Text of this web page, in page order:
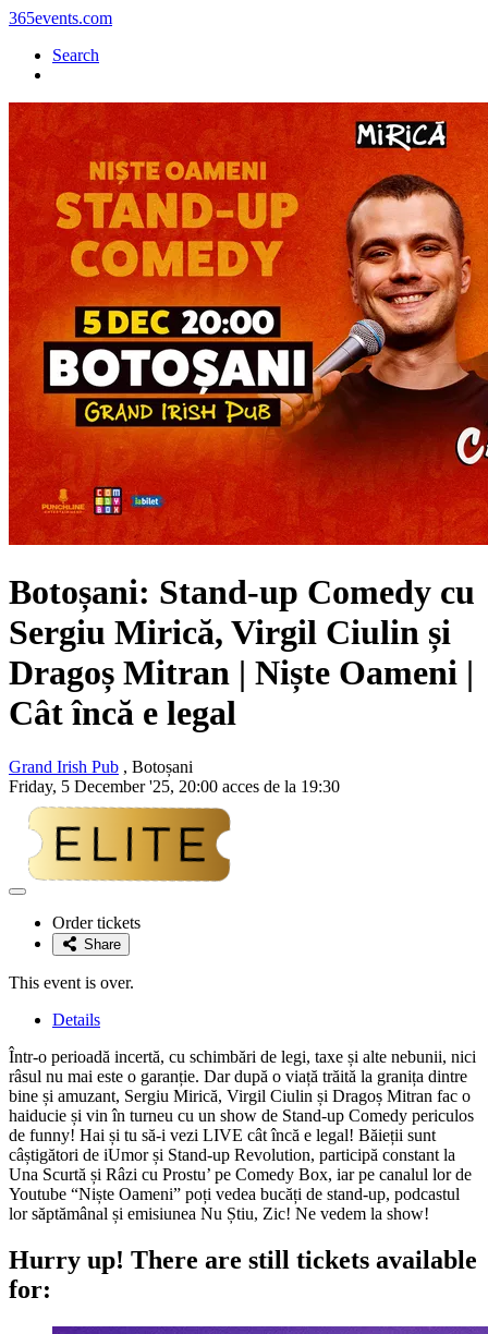
365events.com
Search
Botoșani: Stand-up Comedy cu
Sergiu Mirică, Virgil Ciulin și
Dragoș Mitran | Niște Oameni |
Cât încă e legal
Grand Irish Pub , Botoșani
Friday, 5 December '25, 20:00 acces de la 19:30
Adaugă
favoriteOrder tickets
Share
This event is over.
Details
Într-o perioadă incertă, cu schimbări de legi, taxe și alte nebunii, nici
râsul nu mai este o garanție. Dar după o viață trăită la granița dintre
bine și amuzant, Sergiu Mirică, Virgil Ciulin și Dragoș Mitran fac o
haiducie și vin în turneu cu un show de Stand-up Comedy periculos
de funny! Hai și tu să-i vezi LIVE cât încă e legal! Băieții sunt
câștigători de iUmor și Stand-up Revolution, participă constant la
Una Scurtă și Râzi cu Prostu’ pe Comedy Box, iar pe canalul lor de
Youtube “Niște Oameni” poți vedea bucăți de stand-up, podcastul
lor săptămânal și emisiunea Nu Știu, Zic! Ne vedem la show!
Hurry up! There are still tickets available
for: